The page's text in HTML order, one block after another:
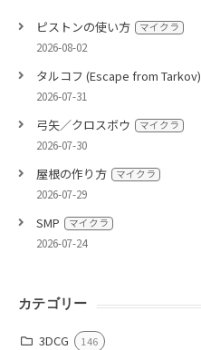
ピストンの使い方 マイクラ
2026-08-02
タルコフ (Escape from Tarkov)
2026-07-31
弓矢／クロスボウ マイクラ
2026-07-30
屋根の作り方 マイクラ
2026-07-29
SMP マイクラ
2026-07-24
カテゴリー
3DCG 146